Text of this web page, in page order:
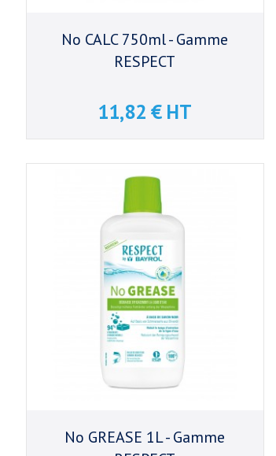
No CALC 750ml - Gamme
RESPECT
Prix
11,82 € HT
No GREASE 1L - Gamme